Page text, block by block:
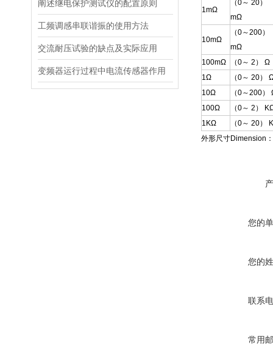
阐述继电保护测试仪的配置原则
工频调感串联谐振的使用方法
交流耐压试验的缺点及实际应用
变频器运行过程中电流传感器作用
1mΩ
（0～ 20）
mΩ
10mΩ
（0～200）
mΩ
100mΩ （0～ 2） Ω
1Ω （0～ 20）
10Ω （0～200）
100Ω （0～ 2） K
1KΩ （0～ 20） K
外形尺寸Dimension ：
您的
您的
联系
常用